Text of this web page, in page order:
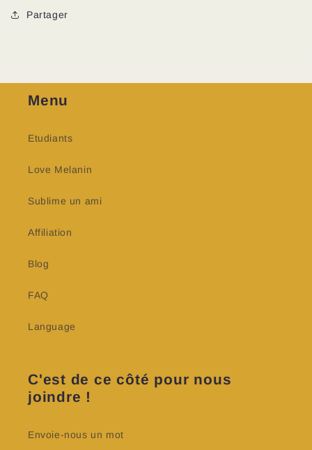
Partager
Menu
Etudiants
Love Melanin
Sublime un ami
Affiliation
Blog
FAQ
Language
C'est de ce côté pour nous
joindre !
Envoie-nous un mot